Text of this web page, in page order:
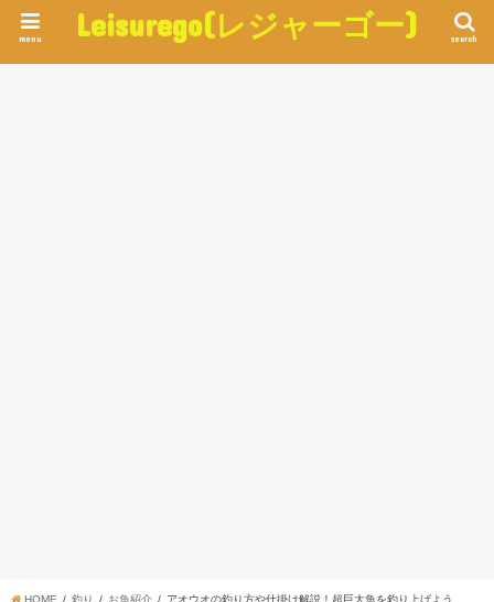
Leisurego(レジャーゴー) search
menu
HOME 釣り お魚紹介 アオウオの釣り方や仕掛け解説！超巨大魚を釣り上げよう